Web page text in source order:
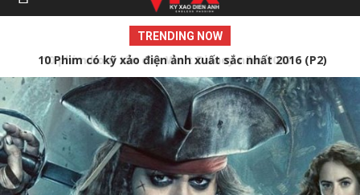
TRENDING NOW
10 Phim có kỹ xảo điện ảnh xuất sắc nhất 2016 (P2)